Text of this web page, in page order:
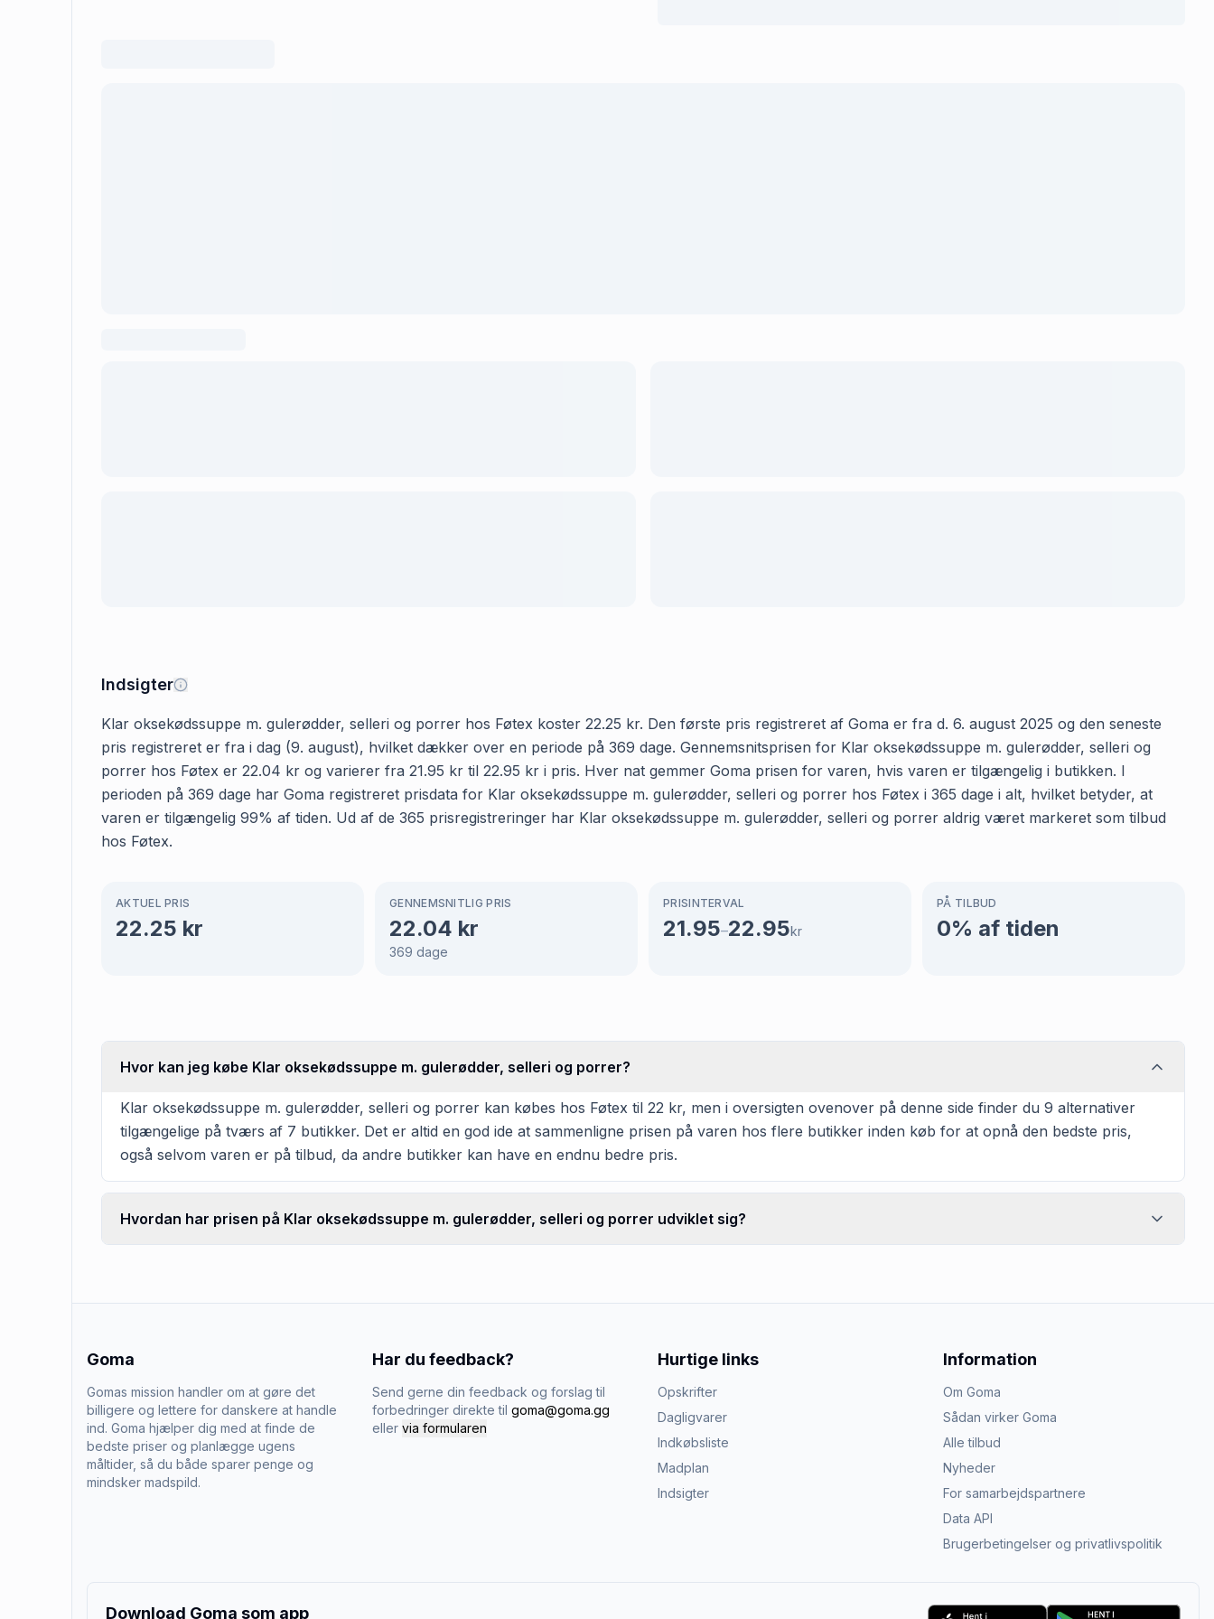
Indsigter
Klar oksekødssuppe m. gulerødder, selleri og porrer hos Føtex koster 22.25 kr. Den første pris registreret af Goma er fra d. 6. august 2025 og den seneste
pris registreret er fra i dag (9. august), hvilket dækker over en periode på 369 dage. Gennemsnitsprisen for Klar oksekødssuppe m. gulerødder, selleri og
porrer hos Føtex er 22.04 kr og varierer fra 21.95 kr til 22.95 kr i pris. Hver nat gemmer Goma prisen for varen, hvis varen er tilgængelig i butikken. I
perioden på 369 dage har Goma registreret prisdata for Klar oksekødssuppe m. gulerødder, selleri og porrer hos Føtex i 365 dage i alt, hvilket betyder, at
varen er tilgængelig 99% af tiden. Ud af de 365 prisregistreringer har Klar oksekødssuppe m. gulerødder, selleri og porrer aldrig været markeret som tilbud
hos Føtex.
AKTUEL PRIS
22.25 kr
GENNEMSNITLIG PRIS
22.04 kr
369 dage
PRISINTERVAL
21.95–22.95kr
PÅ TILBUD
0% af tiden
Hvor kan jeg købe Klar oksekødssuppe m. gulerødder, selleri og porrer?
Klar oksekødssuppe m. gulerødder, selleri og porrer kan købes hos Føtex til 22 kr, men i oversigten ovenover på denne side finder du 9 alternativer
tilgængelige på tværs af 7 butikker. Det er altid en god ide at sammenligne prisen på varen hos flere butikker inden køb for at opnå den bedste pris,
også selvom varen er på tilbud, da andre butikker kan have en endnu bedre pris.
Hvordan har prisen på Klar oksekødssuppe m. gulerødder, selleri og porrer udviklet sig?
Goma
Gomas mission handler om at gøre det
billigere og lettere for danskere at handle
ind. Goma hjælper dig med at finde de
bedste priser og planlægge ugens
måltider, så du både sparer penge og
mindsker madspild.
Har du feedback?
Send gerne din feedback og forslag til
forbedringer direkte til goma@goma.gg
eller via formularen
Hurtige links
Opskrifter
Dagligvarer
Indkøbsliste
Madplan
Indsigter
Information
Om Goma
Sådan virker Goma
Alle tilbud
Nyheder
For samarbejdspartnere
Data API
Brugerbetingelser og privatlivspolitik
Download Goma som app